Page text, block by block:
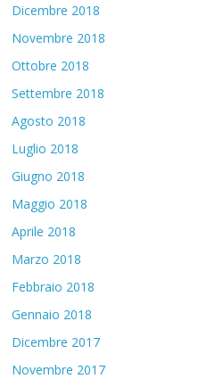
Dicembre 2018
Novembre 2018
Ottobre 2018
Settembre 2018
Agosto 2018
Luglio 2018
Giugno 2018
Maggio 2018
Aprile 2018
Marzo 2018
Febbraio 2018
Gennaio 2018
Dicembre 2017
Novembre 2017